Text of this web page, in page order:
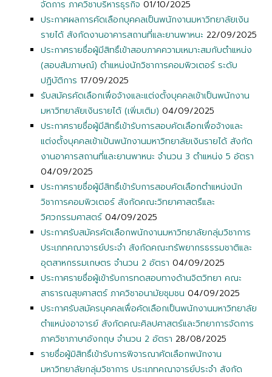
จัดการ ภาควิชาบริหารธุรกิจ 01/10/2025
ประกาศผลการคัดเลือกบุคคลเป็นพนักงานมหาวิทยาลัยเงิน
รายได้ สังกัดงานอาคารสถานที่และยานพาหนะ 22/09/2025
ประกาศรายชื่อผู้มีสิทธิ์เข้าสอบภาคความเหมาะสมกับตำแหน่ง
(สอบสัมภาษณ์) ตำแหน่งนักวิชาการคอมพิวเตอร์ ระดับ
ปฏิบัติการ 17/09/2025
รับสมัครคัดเลือกเพื่อจ้างและแต่งตั้งบุคคลเข้าเป็นพนักงาน
มหาวิทยาลัยเงินรายได้ (เพิ่มเติม) 04/09/2025
ประกาศรายชื่อผู้มีสิทธิ์เข้ารับการสอบคัดเลือกเพื่อจ้างและ
แต่งตั้งบุคคลเข้าเป้นพนักงานมหาวิทยาลัยเงินรายได้ สังกัด
งานอาคารสถานที่และยานพาหนะ จำนวน 3 ตำแหน่ง 5 อัตรา
04/09/2025
ประกาศรายชื่อผู้มีสิทธิ์เข้ารับการสอบคัดเลือกตำแหน่งนัก
วิชาการคอมพิวเตอร์ สังกัดคณะวิทยาศาสตรืและ
วิศวกรรมศาสตร์04/09/2025
ประกาศรับสมัครคัดเลือกพนักงานมหาวิทยาลัยกลุ่มวิชาการ
ประเภทคณาจารย์ประจำ สังกัดคณะทรัพยากรธรรมชาติและ
อุตสาหกรรมเกษตร จำนวน 2 อัตรา 04/09/2025
ประกาศรายชื่อผู้เข้ารับการทดสอบทางด้านจิตวิทยา คณะ
สาธารณสุขศาสตร์ ภาควิชาอนามัยชุมชน 04/09/2025
ประกาศรับสมัครบุคคลเพื่อคัดเลือกเป็นพนักงานมหาวิทยาลัย
ตำแหน่งอาจารย์ สังกัดคณะศิลปศาสตร์และวิทยาการจัดการ
ภาควิชาภาษาอังกฤษ จำนวน 2 อัตรา 28/08/2025
รายชื่อผู้มิสิทธิ์เข้ารับการพิจารณาคัดเลือกพนักงาน
มหาวิทยาลัยกลุ่มวิชาการ ประเภทคณาจารย์ประจำ สังกัด